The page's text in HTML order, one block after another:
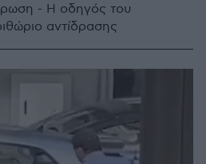
- Η οδηγός του
αντίδρασης